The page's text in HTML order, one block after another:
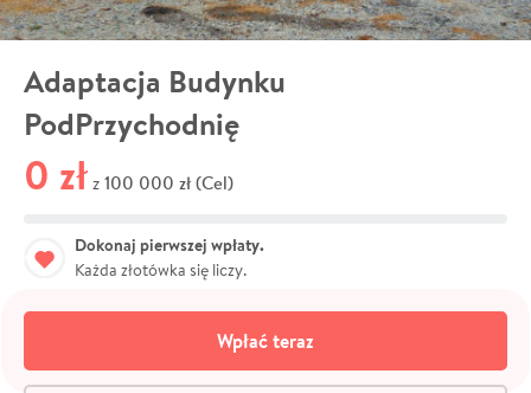
Adaptacja Budynku
PodPrzychodnię
0 zł z 100 000 zł (Cel)
Dokonaj pierwszej wpłaty.
Każda złotówka się liczy.
Wpłać teraz